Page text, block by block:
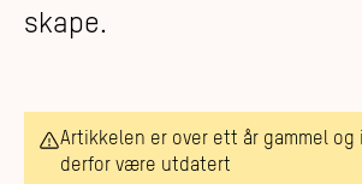
skape.
Artikkelen er over ett år gammel
derfor være utdatert